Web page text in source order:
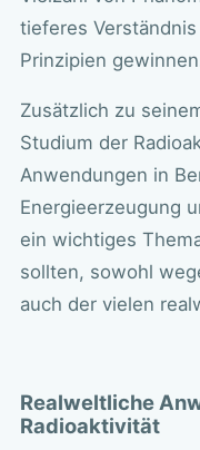
tieferes
Prinzipien
Zusätzlich zu
Studium der
Anwendungen in
Energieerzeugung
ein wichtiges
sollten, sowohl
auch der vielen
Realweltliche
Radioaktivität